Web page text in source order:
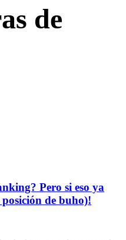
de
Pero si eso ya
posición de buho)!